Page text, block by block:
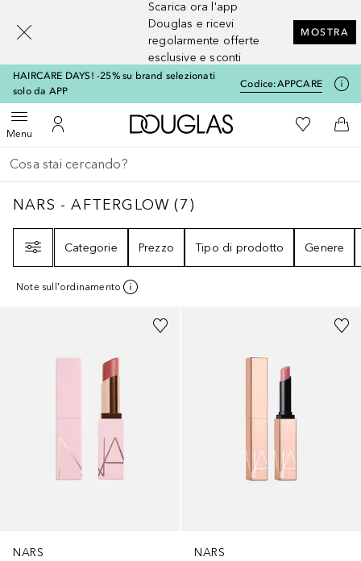
Scarica ora l'app
Douglas e ricevi
regolarmente offerte
esclusive e sconti
MOSTRA
HAIRCARE DAYS! -25% su brand selezionati
solo da APP
Codice:APPCARE
MenuApri menuAl Mio Account
A Douglas HomeAlla Mia
Al
Torna indietro
Esegui ricerca
NARS - AFTERGLOW7
NARS - AFTERGLOW (7)
Categorie
Prezzo Tipo di prodotto Genere
Note sull'ordinamento
NARS
+3
NARS
[navigation.slideout.screenreader]